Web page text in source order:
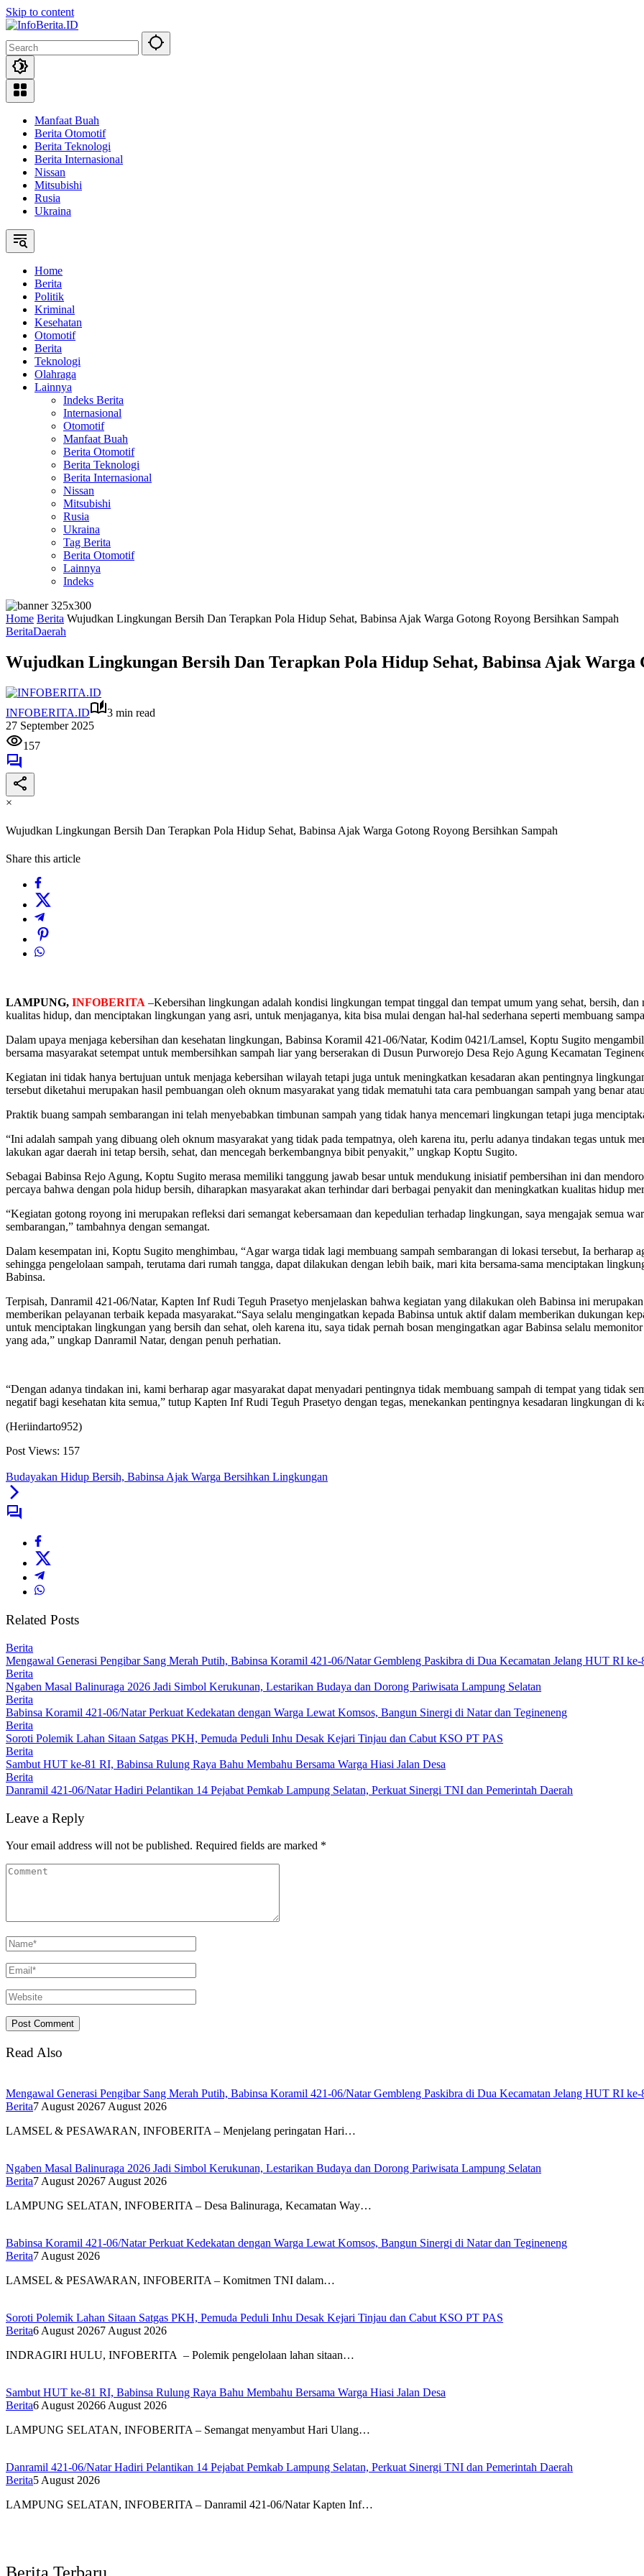
Skip to content
Manfaat Buah
Berita Otomotif
Berita Teknologi
Berita Internasional
Nissan
Mitsubishi
Rusia
Ukraina
Home
Berita
Politik
Kriminal
Kesehatan
Otomotif
Berita
Teknologi
Olahraga
Lainnya
Indeks Berita
Internasional
Otomotif
Manfaat Buah
Berita Otomotif
Berita Teknologi
Berita Internasional
Nissan
Mitsubishi
Rusia
Ukraina
Tag Berita
Berita Otomotif
Lainnya
Indeks
Home Berita Wujudkan Lingkungan Bersih Dan Terapkan Pola Hidup Sehat, Babinsa Ajak Warga Gotong Royong Bersihkan Sampah
BeritaDaerah
Wujudkan Lingkungan Bersih Dan Terapkan Pola Hidup Sehat, Babinsa Ajak Warga
INFOBERITA.ID
3 min read
27 September 2025
157
×
Wujudkan Lingkungan Bersih Dan Terapkan Pola Hidup Sehat, Babinsa Ajak Warga Gotong Royong Bersihkan Sampah
Share this article
LAMPUNG, INFOBERITA –Kebersihan lingkungan adalah kondisi lingkungan tempat tinggal dan tempat umum yang sehat, bersih,
kualitas hidup, dan menciptakan lingkungan yang asri, untuk menjaganya, kita bisa mulai dengan hal-hal sederhana seperti membuang
Dalam upaya menjaga kebersihan dan kesehatan lingkungan, Babinsa Koramil 421-06/Natar, Kodim 0421/Lamsel, Koptu Sugito
bersama masyarakat setempat untuk membersihkan sampah liar yang berserakan di Dusun Purworejo Desa Rejo Agung Kecamatan
Kegiatan ini tidak hanya bertujuan untuk menjaga kebersihan wilayah tetapi juga untuk meningkatkan kesadaran akan pentingnya
tersebut diketahui merupakan hasil pembuangan oleh oknum masyarakat yang tidak mematuhi tata cara pembuangan sampah yang benar
Praktik buang sampah sembarangan ini telah menyebabkan timbunan sampah yang tidak hanya mencemari lingkungan tetapi juga
“Ini adalah sampah yang dibuang oleh oknum masyarakat yang tidak pada tempatnya, oleh karena itu, perlu adanya tindakan tegas untuk
lakukan agar daerah ini tetap bersih, sehat, dan mencegah berkembangnya bibit penyakit,” ungkap Koptu Sugito.
Sebagai Babinsa Rejo Agung, Koptu Sugito merasa memiliki tanggung jawab besar untuk mendukung inisiatif pembersihan ini dan
percaya bahwa dengan pola hidup bersih, diharapkan masyarakat akan terhindar dari berbagai penyakit dan meningkatkan kualitas hidup
“Kegiatan gotong royong ini merupakan refleksi dari semangat kebersamaan dan kepedulian terhadap lingkungan, saya mengajak semua
sembarangan,” tambahnya dengan semangat.
Dalam kesempatan ini, Koptu Sugito menghimbau, “Agar warga tidak lagi membuang sampah sembarangan di lokasi tersebut, Ia berharap
sehingga pengelolaan sampah, terutama dari rumah tangga, dapat dilakukan dengan lebih baik, mari kita bersama-sama menciptakan
Babinsa.
Terpisah, Danramil 421-06/Natar, Kapten Inf Rudi Teguh Prasetyo menjelaskan bahwa kegiatan yang dilakukan oleh Babinsa ini
memberikan pelayanan terbaik kepada masyarakat.“Saya selalu mengingatkan kepada Babinsa untuk aktif dalam memberikan dukungan
untuk menciptakan lingkungan yang bersih dan sehat, oleh karena itu, saya tidak pernah bosan mengingatkan agar Babinsa selalu
yang ada,” ungkap Danramil Natar, dengan penuh perhatian.
“Dengan adanya tindakan ini, kami berharap agar masyarakat dapat menyadari pentingnya tidak membuang sampah di tempat yang tidak
negatif bagi kesehatan kita semua,” tutup Kapten Inf Rudi Teguh Prasetyo dengan tegas, menekankan pentingnya kesadaran lingkungan di
(Heriindarto952)
Post Views: 157
Budayakan Hidup Bersih, Babinsa Ajak Warga Bersihkan Lingkungan
Related Posts
Berita
Mengawal Generasi Pengibar Sang Merah Putih, Babinsa Koramil 421-06/Natar Gembleng Paskibra di Dua Kecamatan Jelang HUT RI ke-
Berita
Ngaben Masal Balinuraga 2026 Jadi Simbol Kerukunan, Lestarikan Budaya dan Dorong Pariwisata Lampung Selatan
Berita
Babinsa Koramil 421-06/Natar Perkuat Kedekatan dengan Warga Lewat Komsos, Bangun Sinergi di Natar dan Tegineneng
Berita
Soroti Polemik Lahan Sitaan Satgas PKH, Pemuda Peduli Inhu Desak Kejari Tinjau dan Cabut KSO PT PAS
Berita
Sambut HUT ke-81 RI, Babinsa Rulung Raya Bahu Membahu Bersama Warga Hiasi Jalan Desa
Berita
Danramil 421-06/Natar Hadiri Pelantikan 14 Pejabat Pemkab Lampung Selatan, Perkuat Sinergi TNI dan Pemerintah Daerah
Leave a Reply
Your email address will not be published. Required fields are marked *
Read Also
Mengawal Generasi Pengibar Sang Merah Putih, Babinsa Koramil 421-06/Natar Gembleng Paskibra di Dua Kecamatan Jelang HUT RI ke-
Berita7 August 20267 August 2026
LAMSEL & PESAWARAN, INFOBERITA – Menjelang peringatan Hari…
Ngaben Masal Balinuraga 2026 Jadi Simbol Kerukunan, Lestarikan Budaya dan Dorong Pariwisata Lampung Selatan
Berita7 August 20267 August 2026
LAMPUNG SELATAN, INFOBERITA – Desa Balinuraga, Kecamatan Way…
Babinsa Koramil 421-06/Natar Perkuat Kedekatan dengan Warga Lewat Komsos, Bangun Sinergi di Natar dan Tegineneng
Berita7 August 2026
LAMSEL & PESAWARAN, INFOBERITA – Komitmen TNI dalam…
Soroti Polemik Lahan Sitaan Satgas PKH, Pemuda Peduli Inhu Desak Kejari Tinjau dan Cabut KSO PT PAS
Berita6 August 20267 August 2026
INDRAGIRI HULU, INFOBERITA – Polemik pengelolaan lahan sitaan…
Sambut HUT ke-81 RI, Babinsa Rulung Raya Bahu Membahu Bersama Warga Hiasi Jalan Desa
Berita6 August 20266 August 2026
LAMPUNG SELATAN, INFOBERITA – Semangat menyambut Hari Ulang…
Danramil 421-06/Natar Hadiri Pelantikan 14 Pejabat Pemkab Lampung Selatan, Perkuat Sinergi TNI dan Pemerintah Daerah
Berita5 August 2026
LAMPUNG SELATAN, INFOBERITA – Danramil 421-06/Natar Kapten Inf…
Berita Terbaru